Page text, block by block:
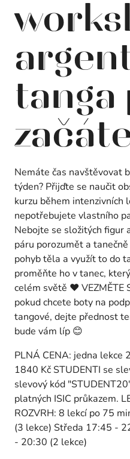
tanga
Nemáte čas navštěvovat
týden? Přijďte se naučit
kurzu během intenzivních
nepotřebujete vlastního
Nebojte se složitých figur
páru porozumět a
pohyb těla a využít to do
proměňte ho v tanec,
celém světě ❤️ VEZMĚTE
pokud chcete boty na
tangové, dejte přednost
bude vám líp 😊
PLNÁ CENA: jedna lekce
1840 Kč STUDENTI se
slevový kód
platných ISIC průkazem.
ROZVRH: 8 lekcí po 75
(3 lekce) Středa 17:45 -
- 20:30 (2 lekce)